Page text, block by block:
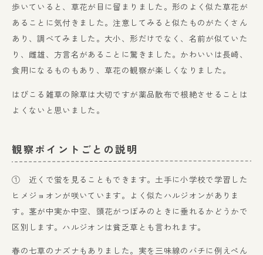
歩いていると、草花が目に留まりました。形のよく似た草花が
あることに気付きました。注意してみると似たものがたくさん
あり、調べてみました。大小、形だけでなく、名前が似ていた
り、雌雄、方言名があることに驚きました。かわいいは長崎、
食用になるものもあり、草花の観察が楽しくなりました。
はびこる雑草の除草は大切ですが薬品散布で根絶させることは
よくないと思いました。
観察ポイントごとの説明
① 近くで蛍を見ることもできます。土手に小学校で学習した
ヒメジョオンが咲いています。よく似たハルジオンがありま
す。茎が中実か中空、頭花がつぼみのときに垂れるかどうかで
区別します。ハルジオンは貧乏草とも言われます。
春の七草のナズナもありました。実を三味線のバチに例えぺん